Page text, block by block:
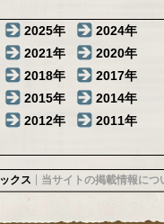
2025年
2024年
2021年
2020年
2018年
2017年
2015年
2014年
2012年
2011年
クス 当サイトの掲載情報につ